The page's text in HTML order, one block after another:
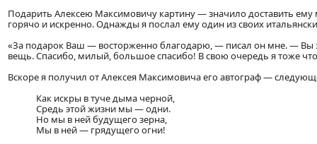
Подарить Алексею Максимовичу картину — значило доставить ему
горячо и искренно. Однажды я послал ему один из своих
«За подарок Ваш — восторженно благодарю, — писал он мне. — Вы
вещь. Спасибо, милый, большое спасибо! В свою очередь я тоже
Вскоре я получил от Алексея Максимовича его автограф —
Как искры в туче дыма черной,
Средь этой жизни мы — одни.
Но мы в ней будущего зерна,
Мы в ней — грядущего огни!